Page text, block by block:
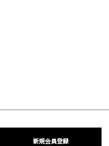
新規会員登録